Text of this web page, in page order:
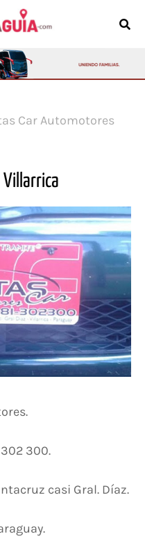
Car Automotores
302 300.
casi Gral. Díaz.